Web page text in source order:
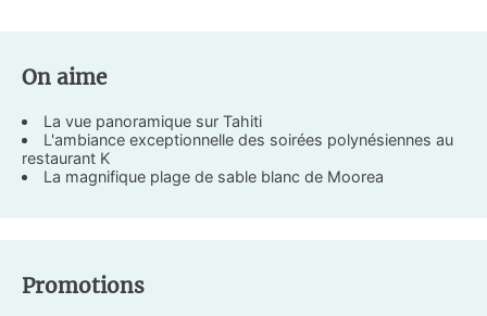
On aime
La vue panoramique sur Tahiti
L'ambiance exceptionnelle des soirées polynésiennes au
restaurant K
La magnifique plage de sable blanc de Moorea
Promotions